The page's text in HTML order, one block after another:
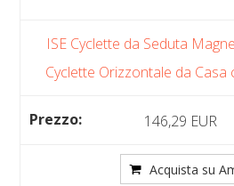
ISE Cyclette da Seduta
Cyclette Orizzontale da Casa
146,29 EUR
Acquista su